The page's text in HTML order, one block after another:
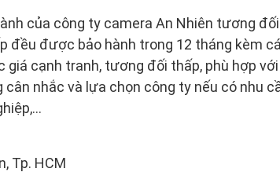
của công ty camera An Nhiên tương
đều được bảo hành trong 12 tháng kèm
cạnh tranh, tương đối thấp, phù hợp
nhắc và lựa chọn công ty nếu có nhu
Tp. HCM